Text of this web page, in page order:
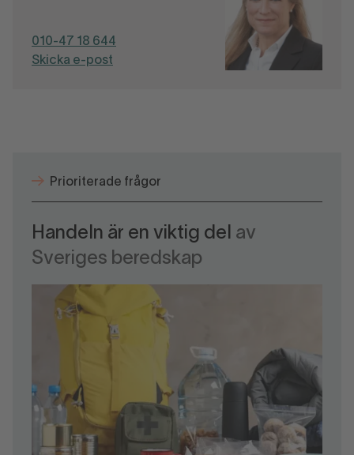
010-47 18 644
Skicka e-post
Prioriterade frågor
Handeln är en viktig del av
Sveriges beredskap